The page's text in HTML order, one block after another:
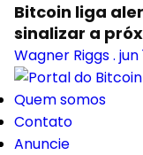
Bitcoin liga
sinalizar a
Wagner Riggs. jun
Quem somos
Contato
Anuncie